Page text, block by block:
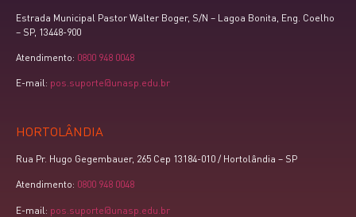
Estrada Municipal Pastor Walter Boger, S/N – Lagoa Bonita, Eng. Coelho
– SP, 13448-900
Atendimento: 0800 948 0048
E-mail: pos.suporte@unasp.edu.br
HORTOLÂNDIA
Rua Pr. Hugo Gegembauer, 265 Cep 13184-010 / Hortolândia – SP
Atendimento: 0800 948 0048
E-mail: pos.suporte@unasp.edu.br